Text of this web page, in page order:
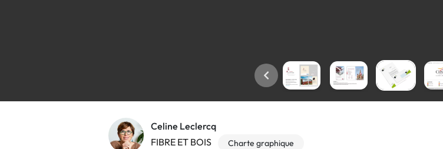
Celine Leclercq
FIBRE ET BOIS
Charte graphique